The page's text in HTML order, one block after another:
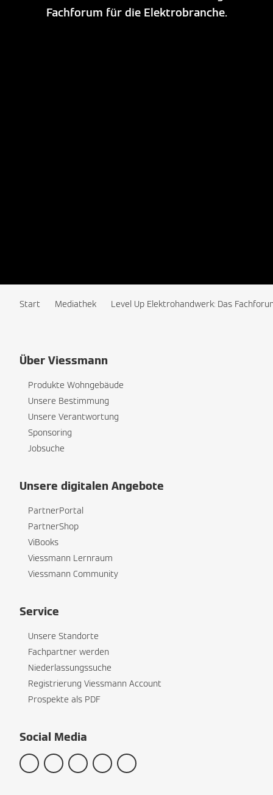
Fachforum für die Elektrobranche.
Start Mediathek Level Up Elektrohandwerk: Das
Über Viessmann
Produkte Wohngebäude
Unsere Bestimmung
Unsere Verantwortung
Sponsoring
Jobsuche
Unsere digitalen Angebote
PartnerPortal
PartnerShop
ViBooks
Viessmann Lernraum
Viessmann Community
Service
Unsere Standorte
Fachpartner werden
Niederlassungssuche
Registrierung Viessmann Account
Prospekte als PDF
Social Media